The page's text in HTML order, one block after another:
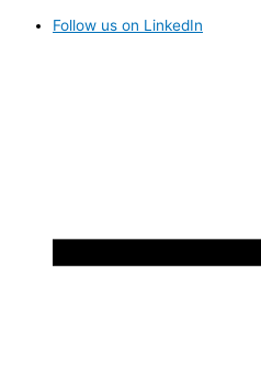
Follow us on LinkedIn